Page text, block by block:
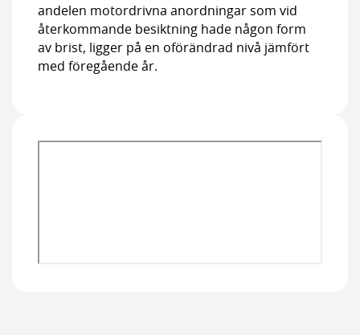
andelen motordrivna anordningar som vid
återkommande besiktning hade någon form
av brist, ligger på en oförändrad nivå jämfört
med föregående år.